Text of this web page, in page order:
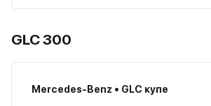
GLC 300
Mercedes-Benz • GLC купе